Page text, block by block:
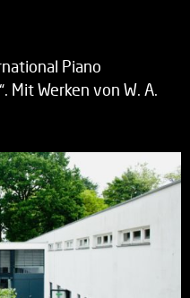
Piano
Mit Werken von W. A.